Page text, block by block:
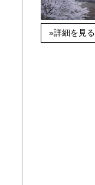
»詳細を見る